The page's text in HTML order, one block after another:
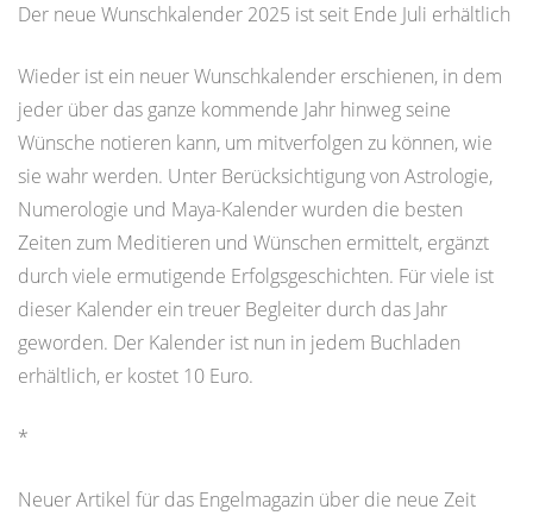
Der neue Wunschkalender 2025 ist seit Ende Juli erhältlich
Wieder ist ein neuer Wunschkalender erschienen, in dem
jeder über das ganze kommende Jahr hinweg seine
Wünsche notieren kann, um mitverfolgen zu können, wie
sie wahr werden. Unter Berücksichtigung von Astrologie,
Numerologie und Maya-Kalender wurden die besten
Zeiten zum Meditieren und Wünschen ermittelt, ergänzt
durch viele ermutigende Erfolgsgeschichten. Für viele ist
dieser Kalender ein treuer Begleiter durch das Jahr
geworden. Der Kalender ist nun in jedem Buchladen
erhältlich, er kostet 10 Euro.
*
Neuer Artikel für das Engelmagazin über die neue Zeit